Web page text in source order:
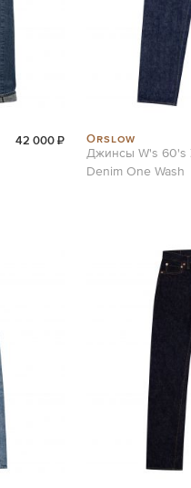
42 000 ₽ Orslow
Джинсы W's 60's
Denim One Wash